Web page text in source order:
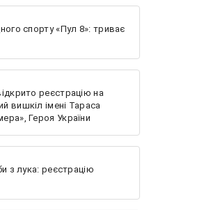
спорту «Пул 8»: триває
реєстрацію на
вишкіл імені Тараса
Героя України
з лука: реєстрацію